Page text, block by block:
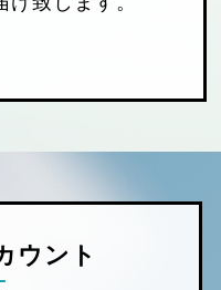
ウント